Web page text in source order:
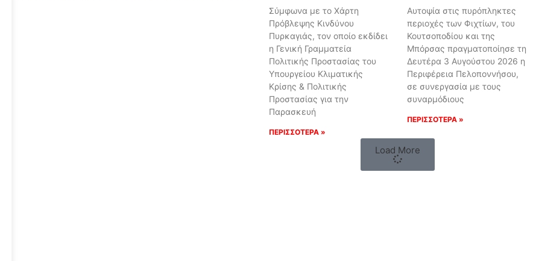
Σύμφωνα με το Χάρτη
Πρόβλεψης Κινδύνου
Πυρκαγιάς, τον οποίο εκδίδει
η Γενική Γραμματεία
Πολιτικής Προστασίας του
Υπουργείου Κλιματικής
Κρίσης & Πολιτικής
Προστασίας για την
Παρασκευή
ΠΕΡΙΣΣΟΤΕΡΑ »
Αυτοψία στις πυρόπληκτες
περιοχές των Φιχτίων, του
Κουτσοποδίου και της
Μπόρσας πραγματοποίησε τη
Δευτέρα 3 Αυγούστου 2026 η
Περιφέρεια Πελοποννήσου,
σε συνεργασία με τους
συναρμόδιους
ΠΕΡΙΣΣΟΤΕΡΑ »
Load More